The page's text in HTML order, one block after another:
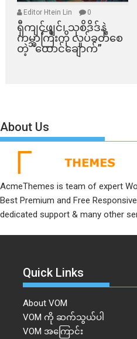
Editor Htein Lin 0
ရှီကျင့်ဖျင်၊ သုစိဒိဒ်နဲ့
ကမ္ဘာကြီးကို လှုပ်ခတ်စေ
တဲ့ “ထောင်ချောက်”
About Us
AcmeThemes is team of expert
Best Premium and Free
dedicated support & many other
Quick Links
About VOM
VOM ကို ဆက်သွယ်ပါ
VOM အကြောင်း